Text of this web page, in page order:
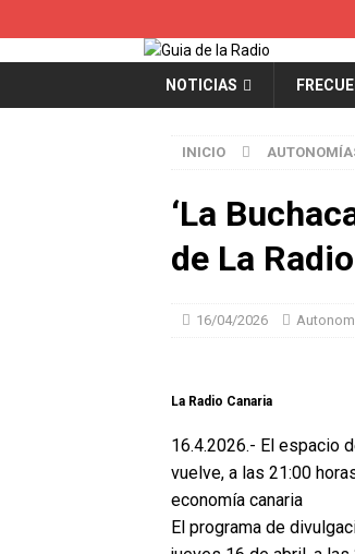
NOTICIAS
INICIO
‘La
de La
16/04/2026
La Radio Canaria
16.4.2026.- El espacio
vuelve, a las 21:00
economía canaria
El programa de